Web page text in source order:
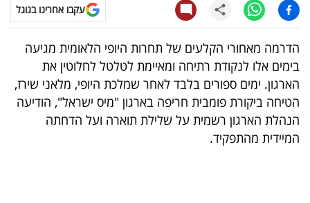
עסקי
ספורט
קריירה
ולימודים
מינויים
עקבו אחרינו בגוגל
הדרמה מאחורי הקלעים של תחרות היופי הלאומית מגיעה
בימים אלו לנקודת רתיחה ומאיימת לטלטל לחלוטין את
הארגון. ימים ספורים בלבד לאחר שמלכת היופי, מלאני שירז,
הטיחה ביקורת פומבית חריפה בארגון "מיס ישראל", הודיעה
הנהלת הארגון רשמית על שלילת תוארה ועל הדחתה
המיידית מהתפקיד.